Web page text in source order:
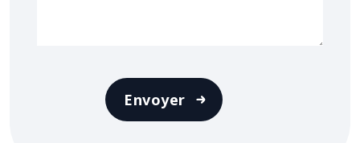
Envoyer